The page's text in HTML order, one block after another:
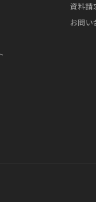
資料請
お問い